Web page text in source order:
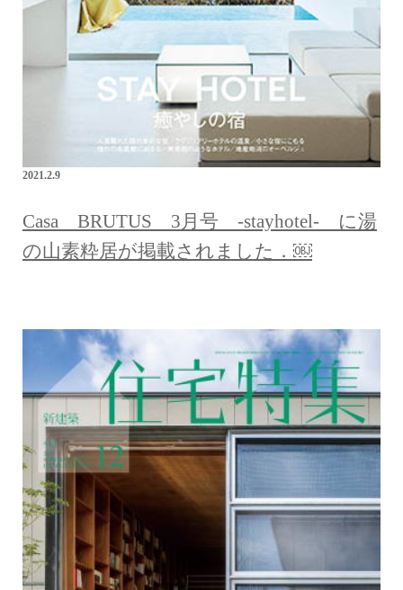
2021.2.9
Casa BRUTUS 3月号 -stayhotel- に湯
の山素粋居が掲載されました．￼